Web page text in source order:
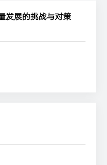
发展的挑战与对策